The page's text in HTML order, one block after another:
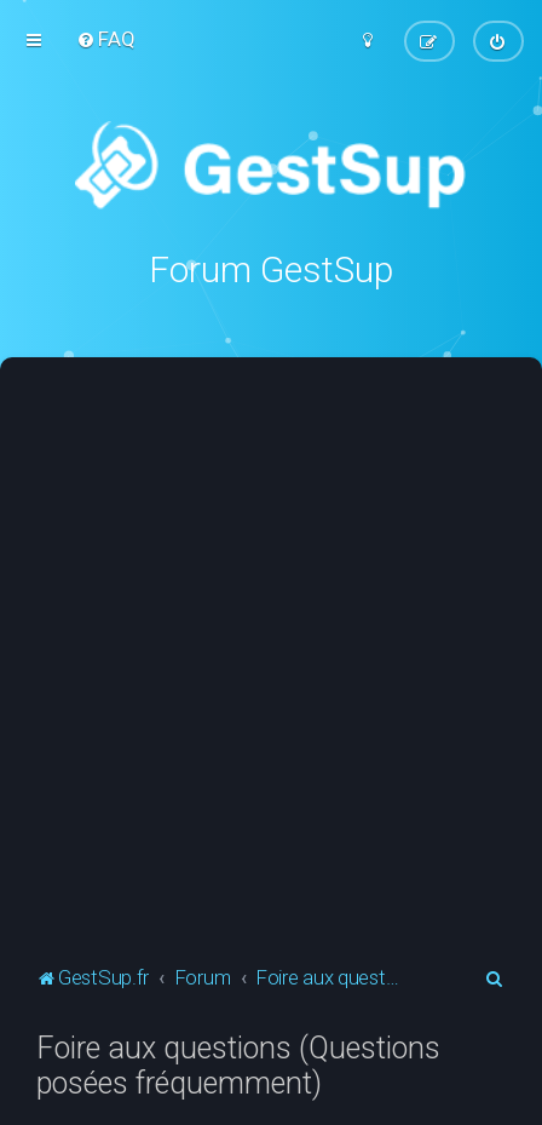
FAQ
Forum GestSup
GestSup.fr Forum Foire aux questions (Questions posées fréquemment)
Foire aux questions (Questions
posées fréquemment)